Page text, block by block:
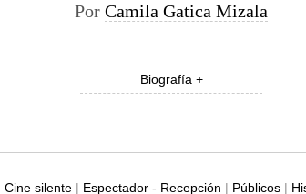
Por Camila Gatica Mizala
Biografía +
Cine silente | Espectador - Recepción | Públicos |